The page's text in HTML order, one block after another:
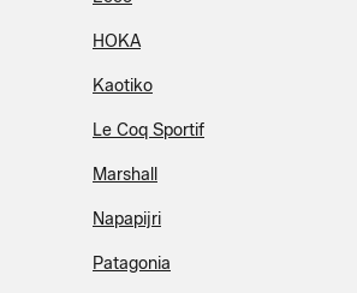
HOKA
Kaotiko
Le Coq Sportif
Marshall
Napapijri
Patagonia